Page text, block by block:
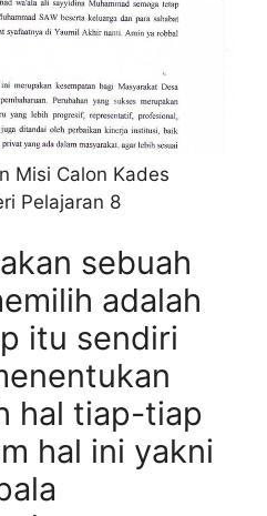
Misi Calon Kades
Pelajaran 8
sebuah
adalah
itu sendiri
hal tiap-tiap
hal ini yakni